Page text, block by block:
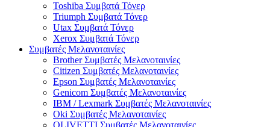
Toshiba Συμβατά Τόνερ
Triumph Συμβατά Τόνερ
Utax Συμβατά Τόνερ
Xerox Συμβατά Τόνερ
Συμβατές Μελανοταινίες
Brother Συμβατές Μελανοταινίες
Citizen Συμβατές Μελανοταινίες
Epson Συμβατές Μελανοταινίες
Genicom Συμβατές Μελανοταινίες
IBM / Lexmark Συμβατές Μελανοταινίες
Oki Συμβατές Μελανοταινίες
OLIVETTI Συμβατές Μελανοταινίες